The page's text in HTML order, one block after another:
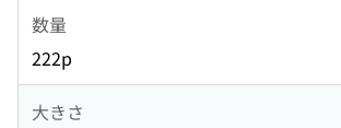
数量
222p
大きさ